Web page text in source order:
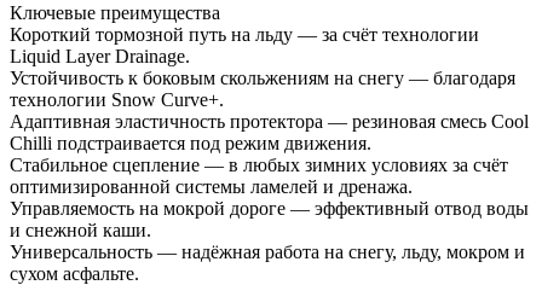
Ключевые преимущества
Короткий тормозной путь на льду — за счёт технологии
Liquid Layer Drainage.
Устойчивость к боковым скольжениям на снегу — благодаря
технологии Snow Curve+.
Адаптивная эластичность протектора — резиновая смесь Cool
Chilli подстраивается под режим движения.
Стабильное сцепление — в любых зимних условиях за счёт
оптимизированной системы ламелей и дренажа.
Управляемость на мокрой дороге — эффективный отвод воды
и снежной каши.
Универсальность — надёжная работа на снегу, льду, мокром и
сухом асфальте.